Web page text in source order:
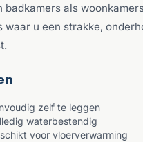
badkamers als
waar u een strakke,
zelf te leggen
waterbestendig
voor vloerverwarming